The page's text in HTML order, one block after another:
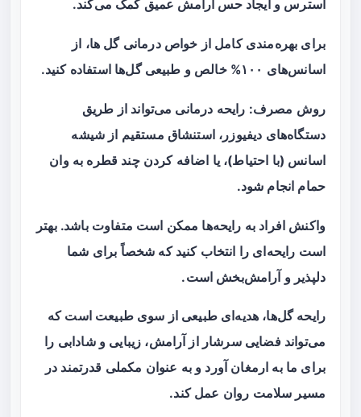
استرس و ایجاد حس آرامش عمیق کمک می‌کند.
برای بهره‌مندی کامل از خواص درمانی گل ها، از
اسانس‌های ۱۰۰% خالص و طبیعی گل‌ها استفاده کنید.
روش مصرف: رایحه درمانی می‌تواند از طریق
دستگاه‌های دیفیوزر، استنشاق مستقیم از شیشه
اسانس (با احتیاط)، یا اضافه کردن چند قطره به وان
حمام انجام شود.
واکنش افراد به رایحه‌ها ممکن است متفاوت باشد. بهتر
است رایحه‌ای را انتخاب کنید که شخصاً برای شما
دلپذیر و آرامش‌بخش است.
رایحه گل‌ها، هدیه‌ای طبیعی از سوی طبیعت است که
می‌تواند فضایی سرشار از آرامش، زیبایی و شادابی را
برای ما به ارمغان آورد و به عنوان مکملی قدرتمند در
مسیر سلامت روان عمل کند.